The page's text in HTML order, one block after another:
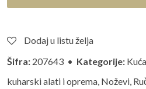
Dodaj u listu želja
Šifra: 207643 • Kategorije: Kuća
kuharski alati i oprema Noževi